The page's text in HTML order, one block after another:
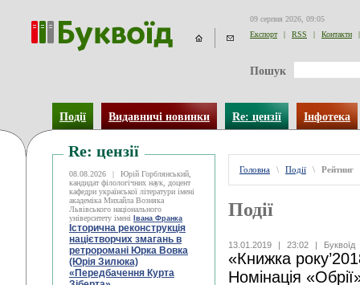
09 серпня 2026, 09:05
Експорт
| RSS | Контакти |
Пошук
Події Видавничі новинки Re: цензії Інфотека
Re: цензії
08.08.2026 |
Юрій Горблянський,
кандидат філологічних наук, доцент
кафедри української літератури імені
академіка Михайла Возняка
Львівського національного
університету імені
Івана Франка
Історична реконструкція
націєтворчих змагань в
ретроромані Юрка Вовка
(Юрія Зилюка)
«Передбачення Курта
Головна \ Події \ Рейтинг
Події
13.01.2019 | 23:02 | Буквоїд
«Книжка
Номінація